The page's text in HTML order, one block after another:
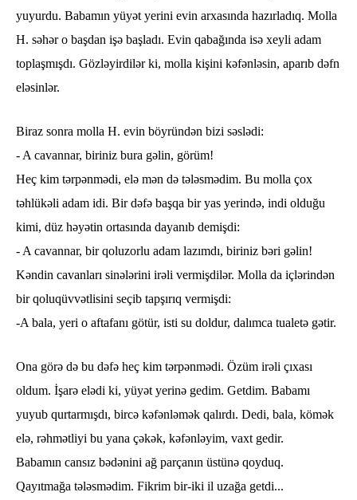
yuyurdu. Babamın yüyət yerini evin arxasında hazırladıq. Molla
H. səhər o başdan işə başladı. Evin qabağında isə xeyli adam
toplaşmışdı. Gözləyirdilər ki, molla kişini kəfənləsin, aparıb dəfn
eləsinlər.
Biraz sonra molla H. evin böyründən bizi səslədi:
- A cavannar, biriniz bura gəlin, görüm!
Heç kim tərpənmədi, elə mən də tələsmədim. Bu molla çox
təhlükəli adam idi. Bir dəfə başqa bir yas yerində, indi olduğu
kimi, düz həyətin ortasında dayanıb demişdi:
- A cavannar, bir qoluzorlu adam lazımdı, biriniz bəri gəlin!
Kəndin cavanları sinələrini irəli vermişdilər. Molla da içlərindən
bir qoluqüvvətlisini seçib tapşırıq vermişdi:
-A bala, yeri o aftafanı götür, isti su doldur, dalımca tualetə gətir.
Ona görə də bu dəfə heç kim tərpənmədi. Özüm irəli çıxası
oldum. İşarə elədi ki, yüyət yerinə gedim. Getdim. Babamı
yuyub qurtarmışdı, bircə kəfənləmək qalırdı. Dedi, bala, kömək
elə, rəhmətliyi bu yana çəkək, kəfənləyim, vaxt gedir.
Babamın cansız bədənini ağ parçanın üstünə qoyduq.
Qayıtmağa tələsmədim. Fikrim bir-iki il uzağa getdi...